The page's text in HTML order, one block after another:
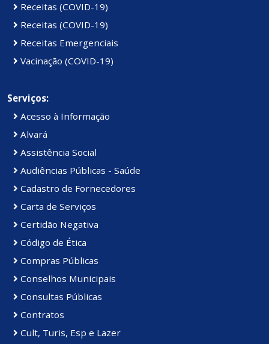
Receitas (COVID-19)
Receitas (COVID-19)
Receitas Emergenciais
Vacinação (COVID-19)
Serviços:
Acesso à Informação
Alvará
Assistência Social
Audiências Públicas - Saúde
Cadastro de Fornecedores
Carta de Serviços
Certidão Negativa
Código de Ética
Compras Públicas
Conselhos Municipais
Consultas Públicas
Contratos
Cult, Turis, Esp e Lazer